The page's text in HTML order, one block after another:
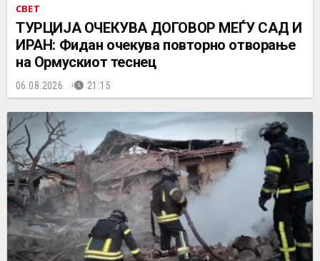
СВЕТ
ТУРЦИЈА ОЧЕКУВА ДОГОВОР МЕЃУ САД И
ИРАН: Фидан очекува повторно отворање
на Ормускиот теснец
06.08.2026. 21:15